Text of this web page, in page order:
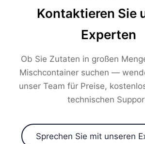
Kontaktieren Sie
Experten
Ob Sie Zutaten in großen
Mischcontainer suchen —
unser Team für Preise,
technischen
Sprechen Sie mit unseren